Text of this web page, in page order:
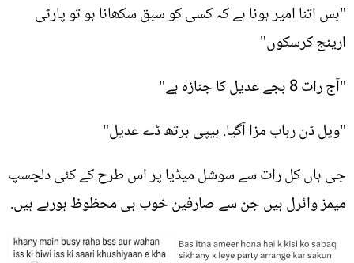
"بس اتنا امیر ہونا ہے کہ کسی کو سبق سکھانا ہو تو پارٹی
ارینج کرسکوں"
"آج رات 8 بجے عدیل کا جنازہ ہے"
"ویل ڈن رباب مزا آگیا. ہیپی برتھ ڈے عدیل"
جی ہاں کل رات سے سوشل میڈیا پر اس طرح کے کئی دلچسپ
میمز وائرل ہیں جن سے صارفین خوب ہی محظوظ ہورہے ہیں.